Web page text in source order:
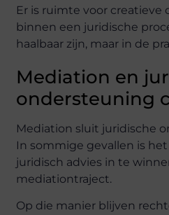
Er is ruimte voor creatieve
binnen een juridische
haalbaar zijn, maar in de
Mediation en
ondersteuning
Mediation sluit juridische
In sommige gevallen is
juridisch advies in te
mediationtraject.
Op die manier blijven